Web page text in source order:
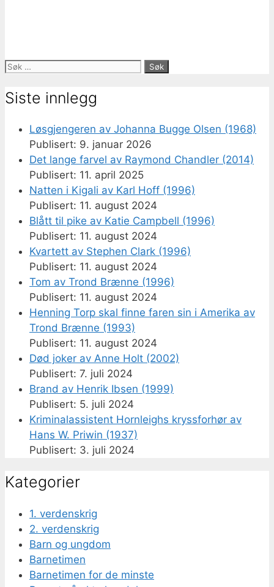
Søk
Siste innlegg
Løsgjengeren av Johanna Bugge Olsen (1968)
9. januar 2026
Det lange farvel av Raymond Chandler (2014)
11. april 2025
Natten i Kigali av Karl Hoff (1996)
11. august 2024
Blått til pike av Katie Campbell (1996)
11. august 2024
Kvartett av Stephen Clark (1996)
11. august 2024
Tom av Trond Brænne (1996)
11. august 2024
Henning Torp skal finne faren sin i Amerika av
Trond Brænne (1993)
11. august 2024
Død joker av Anne Holt (2002)
7. juli 2024
Brand av Henrik Ibsen (1999)
5. juli 2024
Kriminalassistent Hornleighs kryssforhør av
Hans W. Priwin (1937)
3. juli 2024
Kategorier
1. verdenskrig
2. verdenskrig
Barn og ungdom
Barnetimen
Barnetimen for de minste